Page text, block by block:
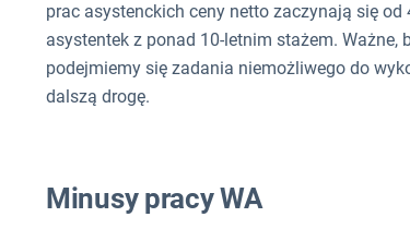
prac asystenckich ceny netto zaczynają się
asystentek z ponad 10-letnim stażem.
podejmiemy się zadania niemożliwego do
dalszą drogę.
Minusy pracy WA